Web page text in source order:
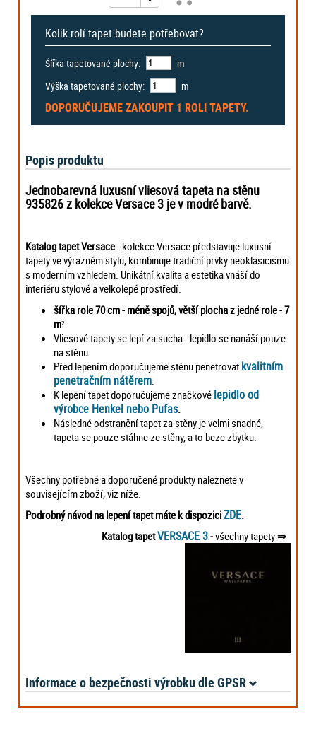
Kolik rolí tapet budete potřebovat?
Šířka tapetované plochy:
m
Výška tapetované plochy:
m
DOPORUČUJEME ZAKOUPIT 1 ROLITAPETY.
Popis produktu
Jednobarevná luxusní vliesová tapeta na stěnu
935826 z kolekce Versace 3 je v modré barvě.
Katalog tapet Versace- kolekce Versace představuje luxusní
tapety ve výrazném stylu, kombinuje tradiční prvky neoklasicismu
s moderním vzhledem. Unikátní kvalita a estetika vnáší do
interiéru stylové a velkolepé prostředí.
šířka role 70 cm - méně spojů, větší plocha z jedné role - 7
m²
Vliesové tapety se lepí za sucha - lepidlo se nanáší pouze
na stěnu.
Před lepením doporučujeme stěnu penetrovat kvalitním
penetračním nátěrem.
K lepení tapet doporučujeme značkové lepidlo od
výrobce Henkel nebo Pufas.
Následné odstranění tapet za stěny je velmi snadné,
tapeta se pouze stáhne ze stěny, a to beze zbytku.
Všechny potřebné a doporučené produkty naleznete v
souvisejícím zboží, viz níže.
Podrobný návod na lepení tapet máte k dispoziciZDE.
Katalog tapetVERSACE 3-všechny tapety⇒
Informace o bezpečnosti výrobku dle GPSR